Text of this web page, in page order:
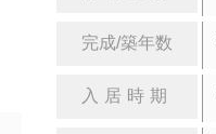
完成/築年数
入居時期